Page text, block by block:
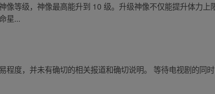
等级，神像最高能升到 10 级。升级神像不仅能提升体力上
星...
度，并未有确切的相关报道和确切说明。 等待电视剧的同